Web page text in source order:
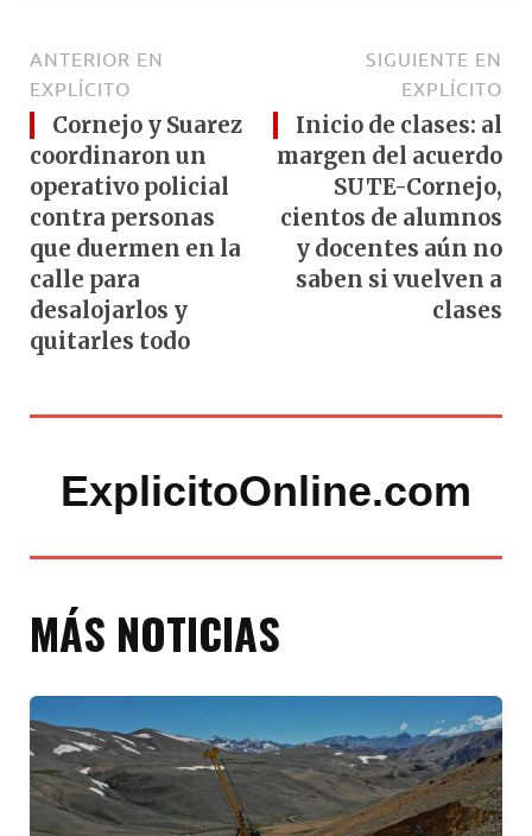
ANTERIOR EN
EXPLÍCITO
Cornejo y Suarez
coordinaron un
operativo policial
contra personas
que duermen en la
calle para
desalojarlos y
quitarles todo
SIGUIENTE EN
EXPLÍCITO
Inicio de clases: al
margen del acuerdo
SUTE-Cornejo,
cientos de alumnos
y docentes aún no
saben si vuelven a
clases
ExplicitoOnline.com
MÁS NOTICIAS